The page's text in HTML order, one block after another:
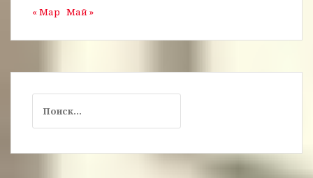
« Мар Май »